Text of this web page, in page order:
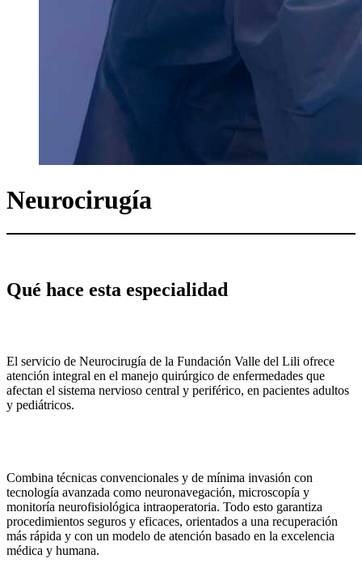
Neurocirugía
Qué hace esta especialidad
El servicio de Neurocirugía de la Fundación Valle del Lili ofrece
atención integral en el manejo quirúrgico de enfermedades que
afectan el sistema nervioso central y periférico, en pacientes adultos
y pediátricos.
Combina técnicas convencionales y de mínima invasión con
tecnología avanzada como neuronavegación, microscopía y
monitoría neurofisiológica intraoperatoria. Todo esto garantiza
procedimientos seguros y eficaces, orientados a una recuperación
más rápida y con un modelo de atención basado en la excelencia
médica y humana.